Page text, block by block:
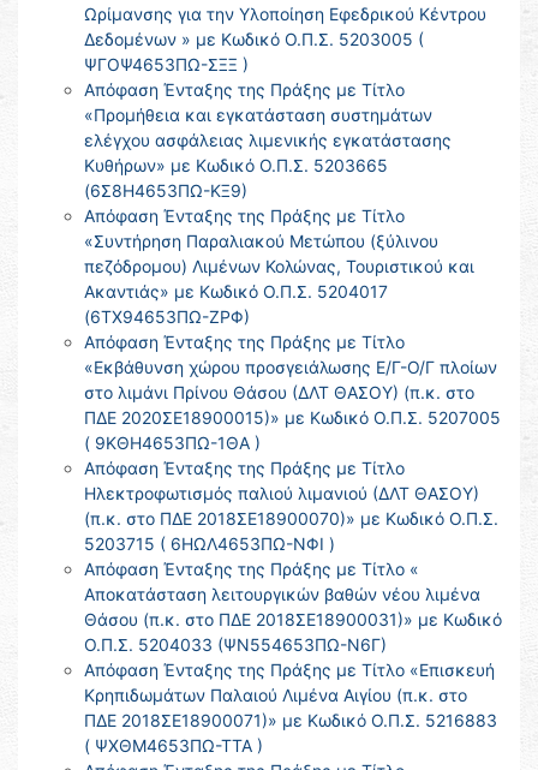
Ωρίμανσης για την Υλοποίηση Εφεδρικού Κέντρου
Δεδομένων » με Κωδικό Ο.Π.Σ. 5203005 (
ΨΓΟΨ4653ΠΩ-ΣΞΞ )
Απόφαση Ένταξης της Πράξης με Τίτλο
«Προμήθεια και εγκατάσταση συστημάτων
ελέγχου ασφάλειας λιμενικής εγκατάστασης
Κυθήρων» με Κωδικό Ο.Π.Σ. 5203665
(6Σ8Η4653ΠΩ-ΚΞ9)
Απόφαση Ένταξης της Πράξης με Τίτλο
«Συντήρηση Παραλιακού Μετώπου (ξύλινου
πεζόδρομου) Λιμένων Κολώνας, Τουριστικού και
Ακαντιάς» με Κωδικό Ο.Π.Σ. 5204017
(6ΤΧ94653ΠΩ-ΖΡΦ)
Απόφαση Ένταξης της Πράξης με Τίτλο
«Εκβάθυνση χώρου προσγειάλωσης Ε/Γ-Ο/Γ πλοίων
στο λιμάνι Πρίνου Θάσου (ΔΛΤ ΘΑΣΟΥ) (π.κ. στο
ΠΔΕ 2020ΣΕ18900015)» με Κωδικό Ο.Π.Σ. 5207005
( 9ΚΘΗ4653ΠΩ-1ΘΑ )
Απόφαση Ένταξης της Πράξης με Τίτλο
Ηλεκτροφωτισμός παλιού λιμανιού (ΔΛΤ ΘΑΣΟΥ)
(π.κ. στο ΠΔΕ 2018ΣΕ18900070)» με Κωδικό Ο.Π.Σ.
5203715 ( 6ΗΩΛ4653ΠΩ-ΝΦΙ )
Απόφαση Ένταξης της Πράξης με Τίτλο «
Αποκατάσταση λειτουργικών βαθών νέου λιμένα
Θάσου (π.κ. στο ΠΔΕ 2018ΣΕ18900031)» με Κωδικό
Ο.Π.Σ. 5204033 (ΨΝ554653ΠΩ-Ν6Γ)
Απόφαση Ένταξης της Πράξης με Τίτλο «Επισκευή
Κρηπιδωμάτων Παλαιού Λιμένα Αιγίου (π.κ. στο
ΠΔΕ 2018ΣΕ18900071)» με Κωδικό Ο.Π.Σ. 5216883
( ΨΧΘΜ4653ΠΩ-ΤΤΑ )